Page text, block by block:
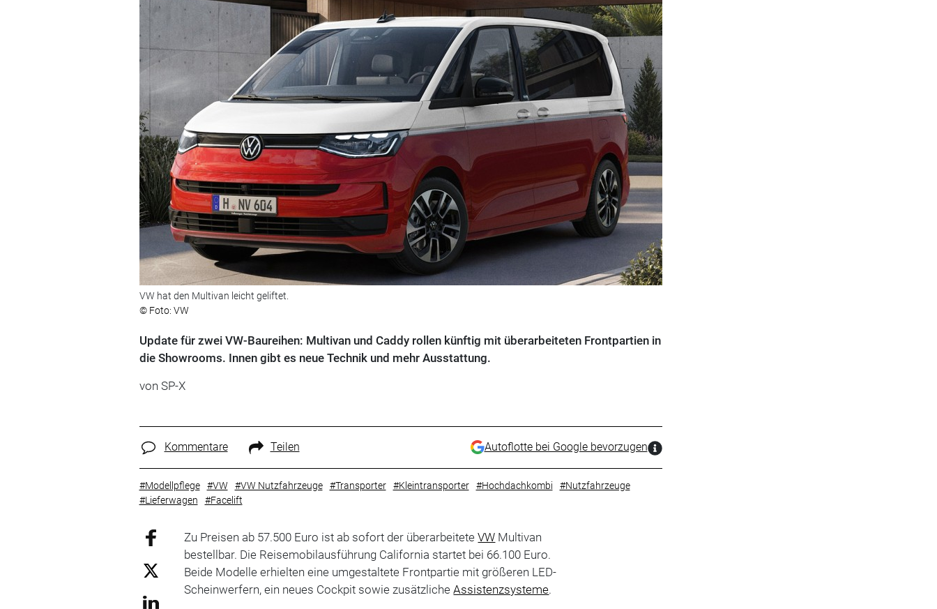
VW hat den Multivan leicht geliftet.
© Foto: VW
Update für zwei VW-Baureihen: Multivan und Caddy rollen künftig mit überarbeiteten Frontpartien in
die Showrooms. Innen gibt es neue Technik und mehr Ausstattung.
von SP-X
Kommentare Teilen Autoflotte bei Google bevorzugen
#Modellpflege #VW #VW Nutzfahrzeuge #Transporter #Kleintransporter #Hochdachkombi
#Nutzfahrzeuge
#Lieferwagen
#Facelift
Zu Preisen ab 57.500 Euro ist ab sofort der überarbeiteteVW Multivan
bestellbar. Die Reisemobilausführung California startet bei 66.100 Euro.
Beide Modelle erhielten eine umgestaltete Frontpartie mit größeren LED-
Scheinwerfern, ein neues Cockpit sowie zusätzlicheAssistenzsysteme.